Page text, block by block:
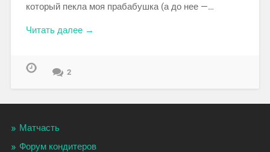
который пекла моя прабабушка (а до нее —…
Читать далее →
2
Матчасть
Форум кондитеров